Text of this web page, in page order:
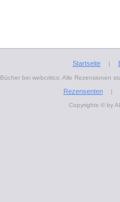
Startseite |
Bücher bei webcritics: Alle Rezensionen
Rezensenten
|
Copyrights © by